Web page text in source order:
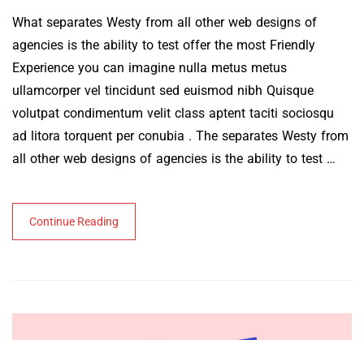
What separates Westy from all other web designs of
agencies is the ability to test offer the most Friendly
Experience you can imagine nulla metus metus
ullamcorper vel tincidunt sed euismod nibh Quisque
volutpat condimentum velit class aptent taciti sociosqu
ad litora torquent per conubia . The separates Westy from
all other web designs of agencies is the ability to test …
Continue Reading